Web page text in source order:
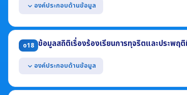
expand_more องค์ประกอบด้านข้อมูล
แสดงช่องทางออนไลน์ของหน่วยงานที่บุคคลภายนอกสา
แยกต่างหากจากช่องทางการร้องเรียนทั่วไป
มีการปกปิดข้อมูลของผู้แจ้งเบาะแส
สามารถเข้าถึงหรือเชื่อมโยงได้จากหน้าแรกของเว็บไซต์หลั
o18 ข้อมูลสถิติเรื่องร้องเรียนการทุจริตและประพฤ
expand_more องค์ประกอบด้านข้อมูล
แสดงข้อมูลสถิติเรื่องร้องเรียนการทุจริตและประพฤติมิ